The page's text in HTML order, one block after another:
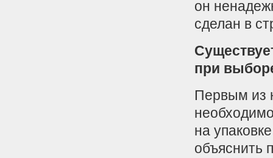
он
сделан в
при
Первым из
на
объяснить